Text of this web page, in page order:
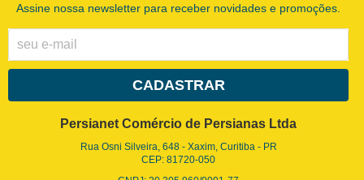
Assine nossa newsletter para receber novidades e promoções.
CADASTRAR
Persianet Comércio de Persianas Ltda
Rua Osni Silveira, 648- Xaxim, Curitiba- PR
CEP: 81720-050